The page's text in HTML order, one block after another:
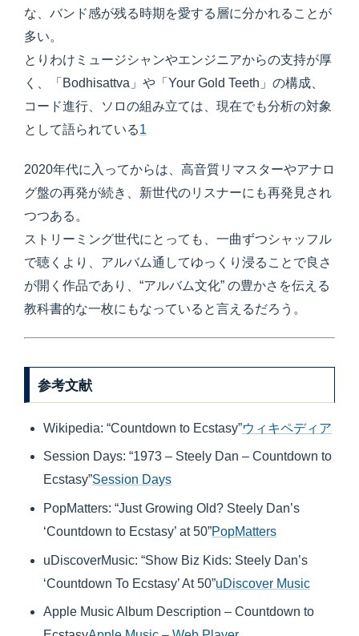
な、バンド感が残る時期を愛する層に分かれることが
多い。
とりわけミュージシャンやエンジニアからの支持が厚
く、「Bodhisattva」や「Your Gold Teeth」の構成、
コード進行、ソロの組み立ては、現在でも分析の対象
として語られている1
2020年代に入ってからは、高音質リマスターやアナロ
グ盤の再発が続き、新世代のリスナーにも再発見され
つつある。
ストリーミング世代にとっても、一曲ずつシャッフル
で聴くより、アルバム通してゆっくり浸ることで良さ
が開く作品であり、“アルバム文化” の豊かさを伝える
教科書的な一枚にもなっていると言えるだろう。
参考文献
Wikipedia: “Countdown to Ecstasy”ウィキペディア
Session Days: “1973 – Steely Dan – Countdown to
Ecstasy”Session Days
PopMatters: “Just Growing Old? Steely Dan’s
‘Countdown to Ecstasy’ at 50”PopMatters
uDiscoverMusic: “Show Biz Kids: Steely Dan’s
‘Countdown To Ecstasy’ At 50”uDiscover Music
Apple Music Album Description – Countdown to